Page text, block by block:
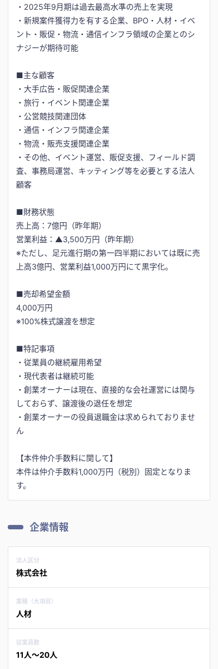
・2025年9月期は過去最高水準の売上を実現
・新規案件獲得力を有する企業、BPO・人材・イベ
ント・販促・物流・通信インフラ領域の企業とのシ
ナジーが期待可能
■主な顧客
・大手広告・販促関連企業
・旅行・イベント関連企業
・公営競技関連団体
・通信・インフラ関連企業
・物流・販売支援関連企業
・その他、イベント運営、販促支援、フィールド調
査、事務局運営、キッティング等を必要とする法人
顧客
■財務状態
売上高：7億円（昨年期）
営業利益：▲3,500万円（昨年期）
※ただし、足元進行期の第一四半期においては既に売
上高3億円、営業利益1,000万円にて黒字化。
■売却希望金額
4,000万円
※100%株式譲渡を想定
■特記事項
・従業員の継続雇用希望
・現代表者は継続可能
・創業オーナーは現在、直接的な会社運営には関与
しておらず、譲渡後の退任を想定
・創業オーナーの役員退職金は求められておりませ
ん
【本件仲介手数料に関して】
本件は仲介手数料1,000万円（税別）固定となりま
す。
企業情報
法人区分
株式会社
業種（大項目）
人材
従業員数
11人〜20人